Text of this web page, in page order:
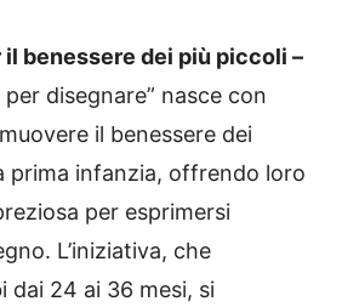
benessere dei più piccoli –
disegnare” nasce con
il benessere dei
prima infanzia, offrendo loro
per esprimersi
L’iniziativa, che
dai 24 ai 36 mesi, si